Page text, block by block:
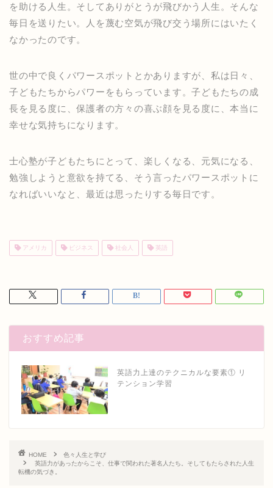
を助ける人生。そしてありがとうが飛びかう人生。そんな
毎日を送りたい。人を蔑む空気が飛び交う場所にはいたく
なかったのです。
世の中で良くパワースポットとかありますが、私は日々、
子どもたちからパワーをもらっています。子どもたちの成
長を見る度に、保護者の方々の喜ぶ顔を見る度に、本当に
幸せな気持ちになります。
士心塾が子どもたちにとって、楽しくなる、元気になる、
勉強しようと意欲を持てる、そう言ったパワースポットに
なればいいなと、最近は思ったりする毎日です。
アメリカ ビジネス 社会人 英語
おすすめ記事
英語力上達のテクニカルな要素① リ
テンション学習
HOME
色々人生と学び
英語力があったからこそ、仕事で関われた著名人たち。そしてもたらされた人生
転機の気づき。